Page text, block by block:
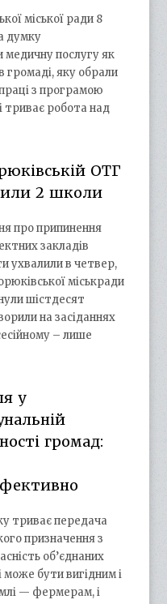
міської ради 8
думку
медичну послугу як
громаді, яку обрали
з програмою
триває робота над
ОТГ
2 школи
про припинення
закладів
ухвалили в четвер,
міськради
шістдесят
на засіданнях
– лише
у
громад:
триває передача
призначення з
об’єднаних
бути вигідним і
— фермерам, і